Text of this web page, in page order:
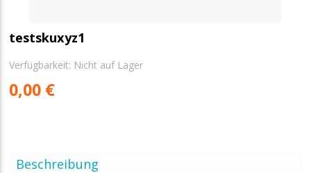
testskuxyz1
Verfügbarkeit: Nicht auf Lager
0,00 €
Beschreibung